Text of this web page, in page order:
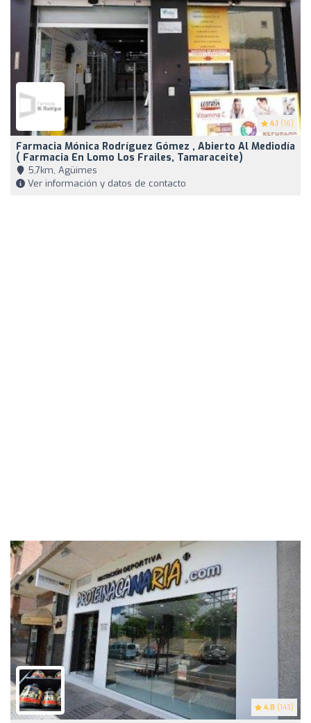
4.1 (16)
Farmacia Mónica Rodríguez Gómez , Abierto Al Mediodía
( Farmacia En Lomo Los Frailes, Tamaraceite)
5,7km, Agüimes
Ver información y datos de contacto
4.8 (143)